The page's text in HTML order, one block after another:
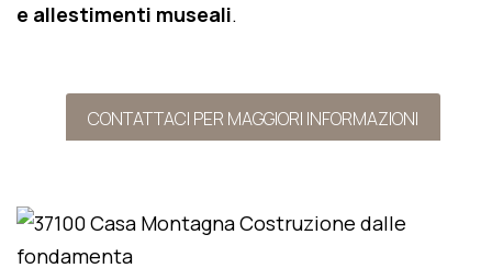
e allestimenti museali.
CONTATTACI PER MAGGIORI INFORMAZIONI